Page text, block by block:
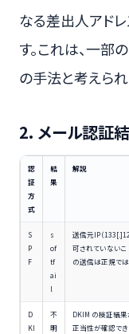
なる差出人アド
す。これは、一部
の手法と考えられ
2. メール認証
認
証
方
式
結
果
解説
S
P
F
s
of
tf
ai
l
送信元IP（
可されていないこ
の送信は正規では
D
KI
不
明
DKIM の検証結果
正当性が確認でき